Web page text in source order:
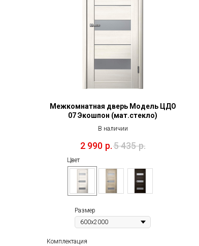
Межкомнатная дверь Модель ЦДО
07 Экошпон (мат.стекло)
В наличии
2 990 р.5 435 р.
Цвет
Размер
Комплектация